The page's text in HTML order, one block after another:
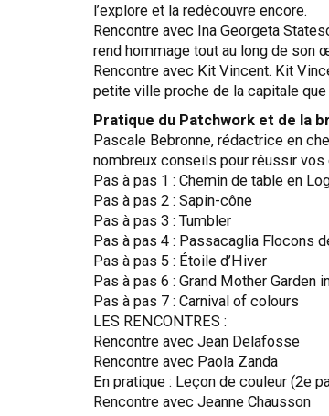
l’explore et la redécouvre encore.
Rencontre avec Ina Georgeta
rend hommage tout au long de son
Rencontre avec Kit Vincent. Kit
petite ville proche de la capitale que
Pratique du Patchwork et de la
Pascale Bebronne, rédactrice en
nombreux conseils pour réussir vos
Pas à pas 1 : Chemin de table en
Pas à pas 2 : Sapin-cône
Pas à pas 3 : Tumbler
Pas à pas 4 : Passacaglia Flocons
Pas à pas 5 : Étoile d’Hiver
Pas à pas 6 : Grand Mother Garden
Pas à pas 7 : Carnival of colours
LES RENCONTRES :
Rencontre avec Jean Delafosse
Rencontre avec Paola Zanda
En pratique : Leçon de couleur (2e
Rencontre avec Jeanne Chausson